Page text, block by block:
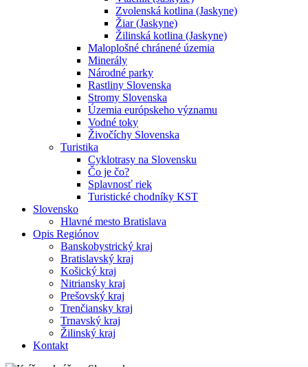
Zvolenská kotlina (Jaskyne)
Žiar (Jaskyne)
Žilinská kotlina (Jaskyne)
Maloplošné chránené územia
Minerály
Národné parky
Rastliny Slovenska
Stromy Slovenska
Územia európskeho významu
Vodné toky
Živočíchy Slovenska
Turistika
Cyklotrasy na Slovensku
Čo je čo?
Splavnosť riek
Turistické chodníky KST
Slovensko
Hlavné mesto Bratislava
Opis Regiónov
Banskobystrický kraj
Bratislavský kraj
Košický kraj
Nitriansky kraj
Prešovský kraj
Trenčiansky kraj
Trnavský kraj
Žilinský kraj
Kontakt